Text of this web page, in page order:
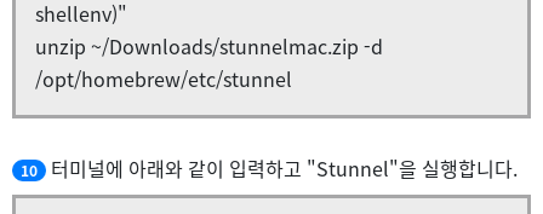
shellenv)"
unzip ~/Downloads/stunnelmac.zip -d
/opt/homebrew/etc/stunnel
10 터미널에 아래와 같이 입력하고 "Stunnel"을 실행합니다.